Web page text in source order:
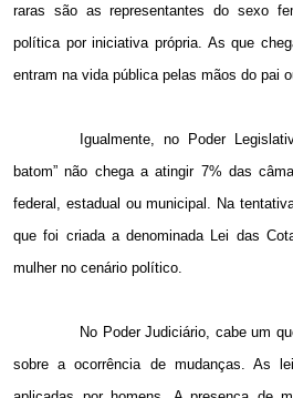
raras são as representantes do sexo
política por iniciativa própria. As que
entram na vida pública pelas mãos do pai
Igualmente, no Poder
batom” não chega a atingir 7% das
federal, estadual ou municipal. Na
que foi criada a denominada Lei das
mulher no cenário político.
No Poder Judiciário, cabe um
sobre a ocorrência de mudanças. As